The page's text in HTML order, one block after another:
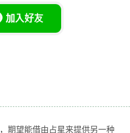
，期望能借由占星来提供另一种